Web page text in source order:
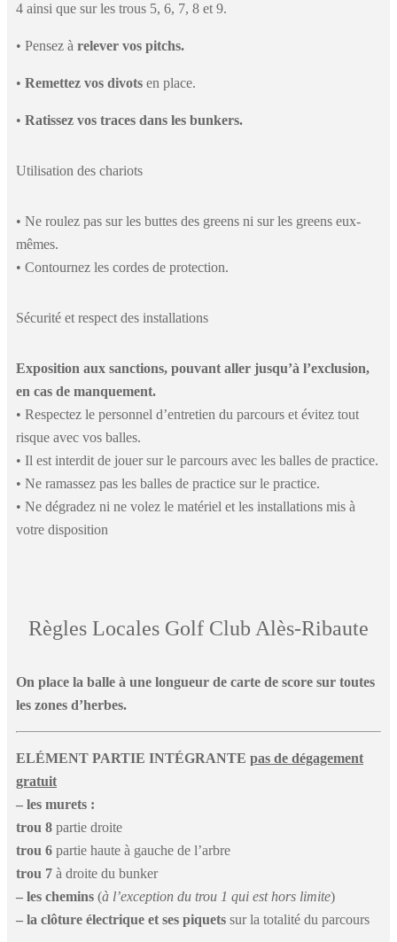
4 ainsi que sur les trous 5, 6, 7, 8 et 9.
• Pensez à relever vos pitchs.
• Remettez vos divots en place.
• Ratissez vos traces dans les bunkers.
Utilisation des chariots
• Ne roulez pas sur les buttes des greens ni sur les greens eux-
mêmes.
• Contournez les cordes de protection.
Sécurité et respect des installations
Exposition aux sanctions, pouvant aller jusqu’à l’exclusion,
en cas de manquement.
• Respectez le personnel d’entretien du parcours et évitez tout
risque avec vos balles.
• Il est interdit de jouer sur le parcours avec les balles de practice.
• Ne ramassez pas les balles de practice sur le practice.
• Ne dégradez ni ne volez le matériel et les installations mis à
votre disposition
Règles Locales Golf Club Alès-Ribaute
On place la balle à une longueur de carte de score sur toutes
les zones d’herbes.
ELÉMENT PARTIE INTÉGRANTE pas de dégagement
gratuit
– les murets :
trou 8 partie droite
trou 6 partie haute à gauche de l’arbre
trou 7 à droite du bunker
– les chemins (à l’exception du trou 1 qui est hors limite)
– la clôture électrique et ses piquets sur la totalité du parcours